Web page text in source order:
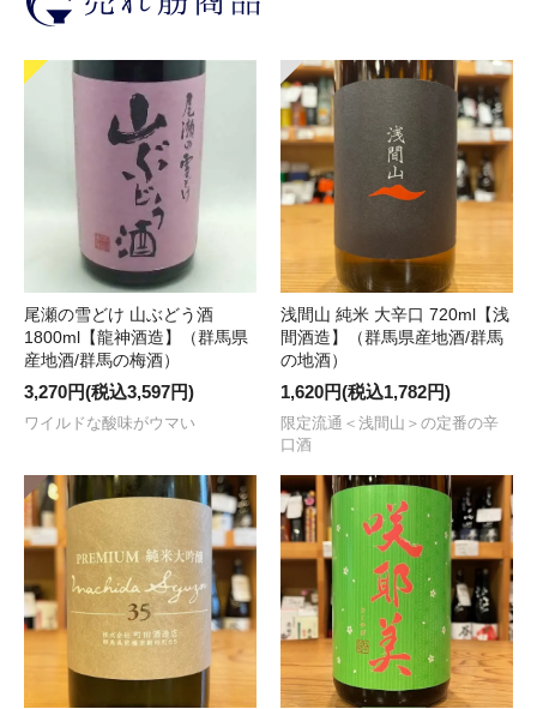
尾瀬の雪どけ 山ぶどう酒
1800ml【龍神酒造】（群馬県
産地酒/群馬の梅酒）
3,270円(税込3,597円)
ワイルドな酸味がウマい
浅間山 純米 大辛口 720ml【浅
間酒造】（群馬県産地酒/群馬
の地酒）
1,620円(税込1,782円)
限定流通＜浅間山＞の定番の辛
口酒